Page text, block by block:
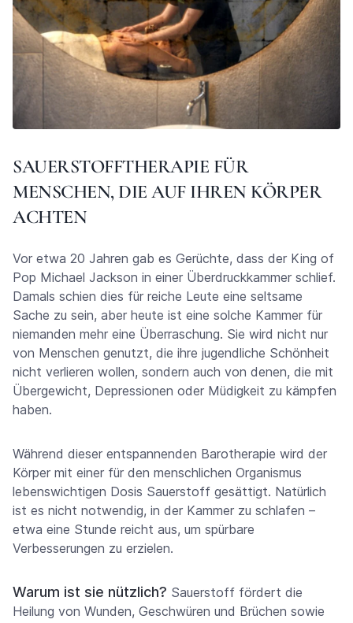
SAUERSTOFFTHERAPIE FÜR
MENSCHEN, DIE AUF IHREN KÖRPER
ACHTEN
Vor etwa 20 Jahren gab es Gerüchte, dass der King of
Pop Michael Jackson in einer Überdruckkammer schlief.
Damals schien dies für reiche Leute eine seltsame
Sache zu sein, aber heute ist eine solche Kammer für
niemanden mehr eine Überraschung. Sie wird nicht nur
von Menschen genutzt, die ihre jugendliche Schönheit
nicht verlieren wollen, sondern auch von denen, die mit
Übergewicht, Depressionen oder Müdigkeit zu kämpfen
haben.
Während dieser entspannenden Barotherapie wird der
Körper mit einer für den menschlichen Organismus
lebenswichtigen Dosis Sauerstoff gesättigt. Natürlich
ist es nicht notwendig, in der Kammer zu schlafen –
etwa eine Stunde reicht aus, um spürbare
Verbesserungen zu erzielen.
Warum ist sie nützlich? Sauerstoff fördert die
Heilung von Wunden, Geschwüren und Brüchen sowie